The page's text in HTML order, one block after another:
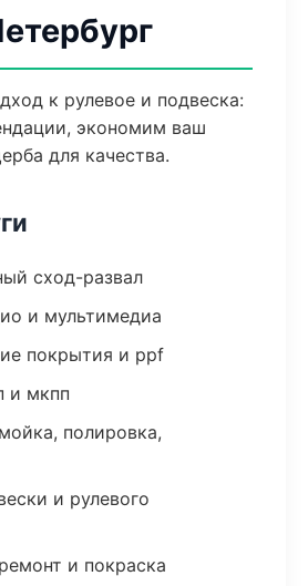
к рулевое и подвеска:
экономим ваш
для качества.
сход-развал
и мультимедиа
покрытия и ppf
и мкпп
полировка,
и рулевого
и покраска